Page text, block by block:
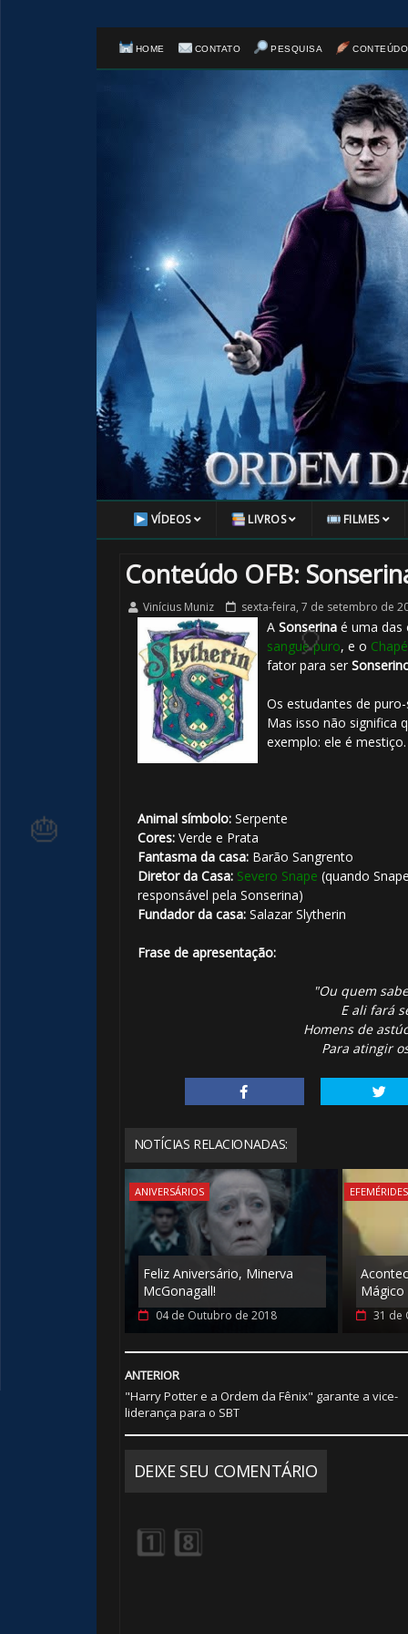
HOME CONTATO PESQUISA
VÍDEOS LIVROS FILMES
Conteúdo OFB:
Vinícius Muniz sexta-feira, 7 de setembro de
A Sonserinaé uma das
sangue puro, e o
fator para ser
Os estudantes de
Mas isso não significa
exemplo: ele é mestiço.
Animal símbolo:Serpente
Cores:Verde e Prata
Fantasma da casa:Barão Sangrento
Diretor da Casa: Severo Snape (quando
responsável pela Sonserina)
Fundador da casa:Salazar Slytherin
Frase de apresentação:
"Ou quem
E ali fará
Homens de
Para atingir
NOTÍCIAS RELACIONADAS:
ANIVERSÁRIOS
Feliz Aniversário, Minerva
McGonagall!
04 de Outubro de 2018
EFEMÉRIDES
31 de
ANTERIOR
"Harry Potter e a Ordem da Fênix" garante a vice-
liderança para o SBT
DEIXE SEU COMENTÁRIO
⚡
🎈